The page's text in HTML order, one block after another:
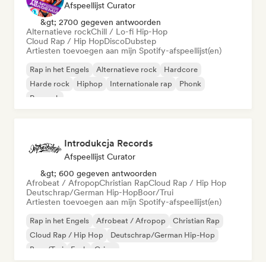
Afspeellijst Curator
&gt; 2700 gegeven antwoorden
Alternatieve rockChill / Lo-fi Hip-Hop
Cloud Rap / Hip HopDiscoDubstep
Artiesten toevoegen aan mijn Spotify-afspeellijst(en)
Rap in het Engels Alternatieve rock
Hardcore
Harde rock
Hiphop Internationale rap
Phonk
Poprock
Introdukcja Records
Afspeellijst Curator
&gt; 600 gegeven antwoorden
Afrobeat / AfropopChristian RapCloud Rap / Hip Hop
Deutschrap/German Hip-HopBoor/Trui
Artiesten toevoegen aan mijn Spotify-afspeellijst(en)
Rap in het Engels Afrobeat / Afropop
Christian Rap
Cloud Rap / Hip Hop
Deutschrap/German Hip-Hop
Boor/Trui
Funk Grime